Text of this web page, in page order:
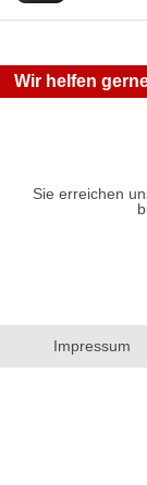
Wir helfen
Sie erreichen
Impressum